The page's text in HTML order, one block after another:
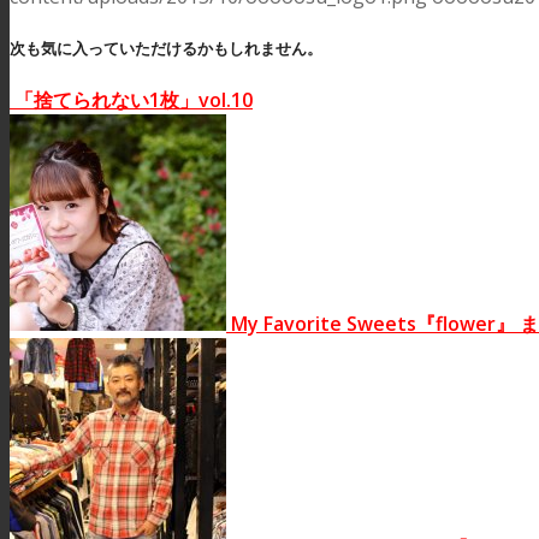
次も気に入っていただけるかもしれません。
「捨てられない1枚」vol.10
My Favorite Sweets『flower』